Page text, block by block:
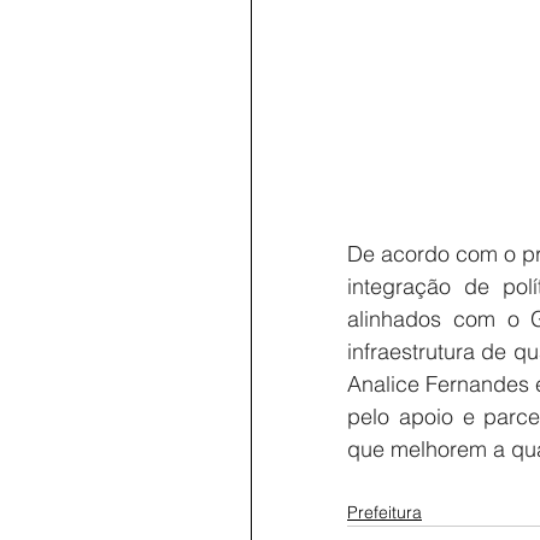
De acordo com o
integração de
alinhados com o
infraestrutura de
Analice Fernandes
pelo apoio e
que melhorem a
Prefeitura